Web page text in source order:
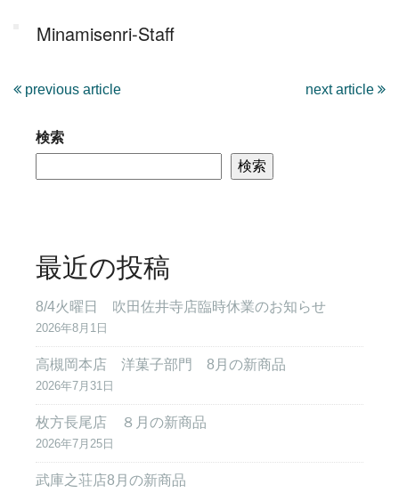
Minamisenri-Staff
previous article next article
検索
検索
最近の投稿
8/4火曜日 吹田佐井寺店臨時休業のお知らせ
2026年8月1日
高槻岡本店 洋菓子部門 8月の新商品
2026年7月31日
枚方長尾店 ８月の新商品
2026年7月25日
武庫之荘店8月の新商品